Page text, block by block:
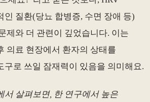
인 질환(당뇨 합병증, 수면 장애 등)
제와 더 관련이 깊었습니다. 이는
의료 현장에서 환자의 상태를
구로 쓰일 잠재력이 있음을 의미해요.
서 살펴보면, 한 연구에서 높은